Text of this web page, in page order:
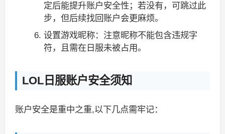
定后能提升账户安全性；若没有，可跳过此
步，但后续找回账户会更麻烦。
设置游戏昵称：注意昵称不能包含违规字
符，且需在日服未被占用。
LOL日服账户安全须知
账户安全是重中之重,以下几点需牢记：